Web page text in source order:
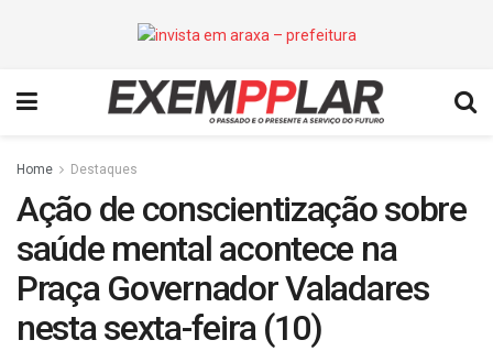
Home Destaques
Ação de conscientização sobre
saúde mental acontece na
Praça Governador Valadares
nesta sexta-feira (10)